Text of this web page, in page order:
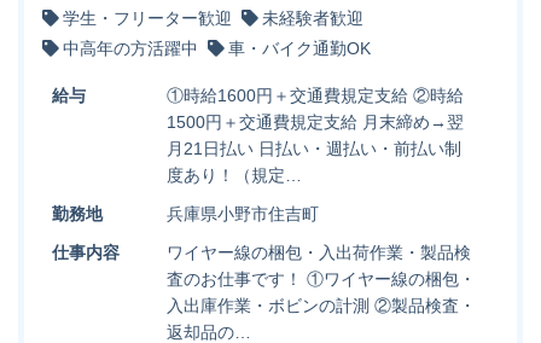
学生・フリーター歓迎
未経験者歓迎
中高年の方活躍中
車・バイク通勤OK
給与
①時給1600円＋交通費規定支給 ②時給
1500円＋交通費規定支給 月末締め→翌
月21日払い 日払い・週払い・前払い制
度あり！（規定…
勤務地
兵庫県小野市住吉町
仕事内容
ワイヤー線の梱包・入出荷作業・製品検
査のお仕事です！ ①ワイヤー線の梱包・
入出庫作業・ボビンの計測 ②製品検査・
返却品の…